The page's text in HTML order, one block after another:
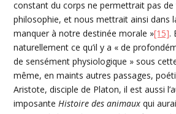
constant du corps ne permettrait pas de
philosophie, et nous mettrait ainsi dans
manquer à notre destinée morale »[15].
naturellement ce qu’il y a « de
de sensément physiologique » sous
même, en maints autres passages,
Aristote, disciple de Platon, il est aussi
imposante Histoire des animaux qui